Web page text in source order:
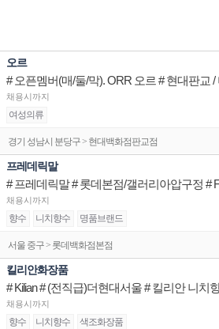
오르
채용시까지
여성의류
경기 성남시 분당구 > 현대백화점판교점
프레데릭말
채용시까지
향수 니치향수 명품브랜드
서울 중구 > 롯데백화점본점
킬리안화장품
채용시까지
향수 니치향수 색조화장품